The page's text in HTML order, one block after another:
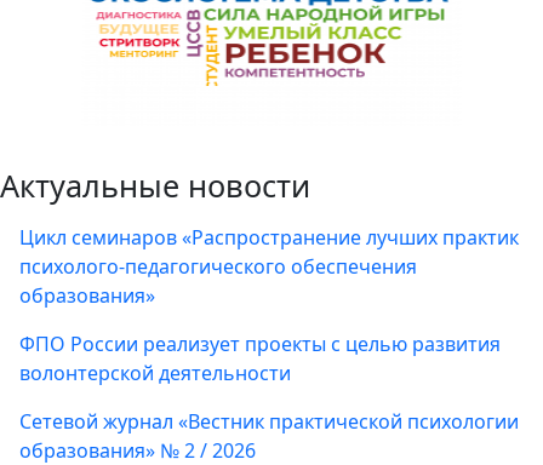
Актуальные новости
Цикл семинаров «Распространение лучших практик
психолого-педагогического обеспечения
образования»
ФПО России реализует проекты с целью развития
волонтерской деятельности
Сетевой журнал «Вестник практической психологии
образования» № 2 / 2026